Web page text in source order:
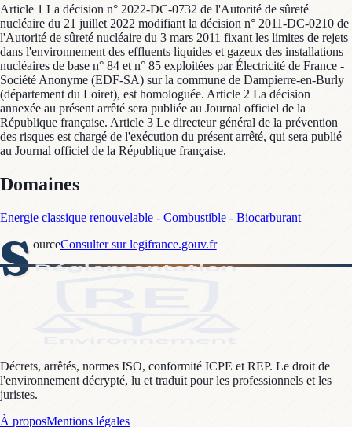
Article 1 La décision n° 2022-DC-0732 de l'Autorité de sûreté
nucléaire du 21 juillet 2022 modifiant la décision n° 2011-DC-0210 de
l'Autorité de sûreté nucléaire du 3 mars 2011 fixant les limites de rejets
dans l'environnement des effluents liquides et gazeux des installations
nucléaires de base n° 84 et n° 85 exploitées par Électricité de France -
Société Anonyme (EDF-SA) sur la commune de Dampierre-en-Burly
(département du Loiret), est homologuée. Article 2 La décision
annexée au présent arrêté sera publiée au Journal officiel de la
République française. Article 3 Le directeur général de la prévention
des risques est chargé de l'exécution du présent arrêté, qui sera publié
au Journal officiel de la République française.
Domaines
Energie classique renouvelable - Combustible - Biocarburant
S ourceConsulter sur legifrance.gouv.fr
Décrets, arrêtés, normes ISO, conformité ICPE et REP. Le droit de
l'environnement décrypté, lu et traduit pour les professionnels et les
juristes.
À proposMentions légales